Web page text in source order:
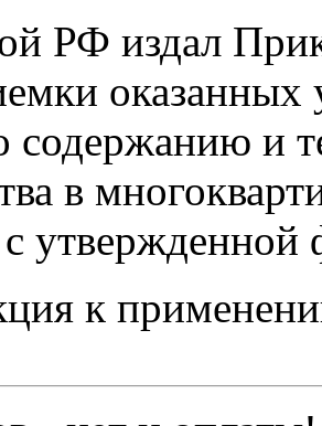
РФ издал
содержанию и
в
с
к